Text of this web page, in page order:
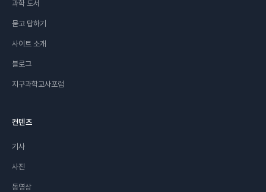
과학 도서
묻고 답하기
사이트 소개
블로그
지구과학교사포럼
컨텐츠
기사
사진
동영상